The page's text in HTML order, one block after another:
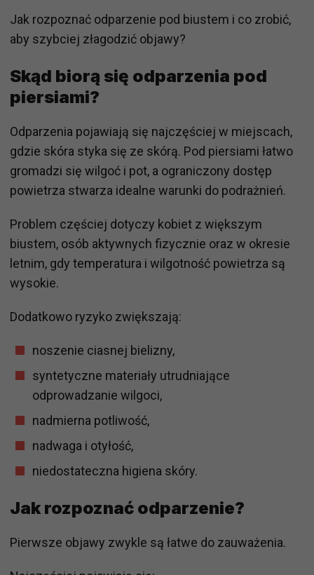
Jak rozpoznać odparzenie pod biustem i co zrobić,
aby szybciej złagodzić objawy?
Skąd biorą się odparzenia pod
piersiami?
Odparzenia pojawiają się najczęściej w miejscach,
gdzie skóra styka się ze skórą. Pod piersiami łatwo
gromadzi się wilgoć i pot, a ograniczony dostęp
powietrza stwarza idealne warunki do podrażnień.
Problem częściej dotyczy kobiet z większym
biustem, osób aktywnych fizycznie oraz w okresie
letnim, gdy temperatura i wilgotność powietrza są
wysokie.
Dodatkowo ryzyko zwiększają:
noszenie ciasnej bielizny,
syntetyczne materiały utrudniające
odprowadzanie wilgoci,
nadmierna potliwość,
nadwaga i otyłość,
niedostateczna higiena skóry.
Jak rozpoznać odparzenie?
Pierwsze objawy zwykle są łatwe do zauważenia.